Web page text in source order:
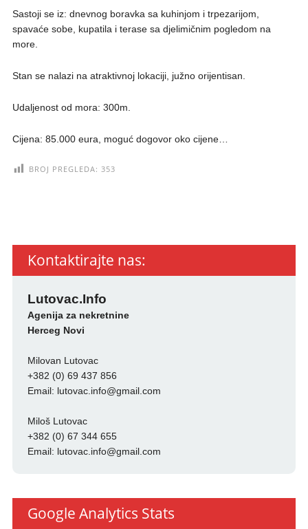
Sastoji se iz: dnevnog boravka sa kuhinjom i trpezarijom,
spavaće sobe, kupatila i terase sa djelimičnim pogledom na
more.
Stan se nalazi na atraktivnoj lokaciji, južno orijentisan.
Udaljenost od mora: 300m.
Cijena: 85.000 eura, moguć dogovor oko cijene…
BROJ PREGLEDA: 353
Kontaktirajte nas:
Lutovac.Info
Agenija za nekretnine
Herceg Novi
Milovan Lutovac
+382 (0) 69 437 856
Email: lutovac.info@gmail.com
Miloš Lutovac
+382 (0) 67 344 655
Email: lutovac.info@gmail.com
Google Analytics Stats